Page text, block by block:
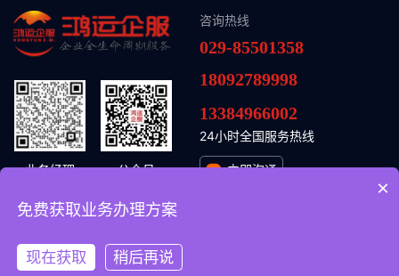
业务经理 公众号
咨询热线
029-85501358
18092789998
13384966002
24小时全国服务热线
立即沟通
陕公网安备61011302001954号
×
免费获取业务办理方案
现在获取 稍后再说